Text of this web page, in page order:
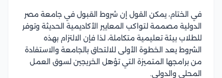
في الختام، يمكن القول إن شروط القبول في جامعة مصر
الدولية مصممة لتواكب المعايير الأكاديمية الحديثة وتوفر
للطلاب بيئة تعليمية متكاملة، لذا فإن الالتزام بهذه
الشروط يعد الخطوة الأولى للالتحاق بالجامعة والاستفادة
من برامجها المتميزة التي تؤهل الخريجين لسوق العمل
المحلي والدولي.